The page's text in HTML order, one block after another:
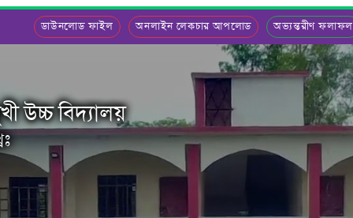
ডাউনলোড ফাইল অনলাইন লেকচার আপলোড অভ্যন্তরীণ ফলাফল
উচ্চ বিদ্যালয়